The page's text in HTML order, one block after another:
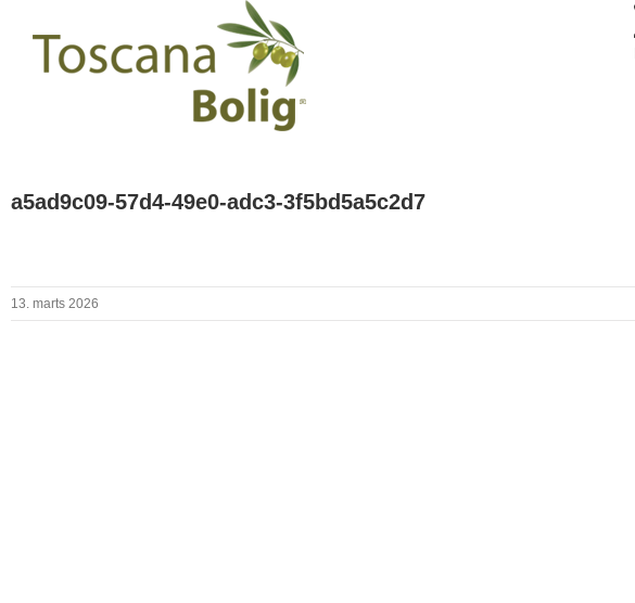
a5ad9c09-57d4-49e0-adc3-3f5bd5a5c2d7
13. marts 2026